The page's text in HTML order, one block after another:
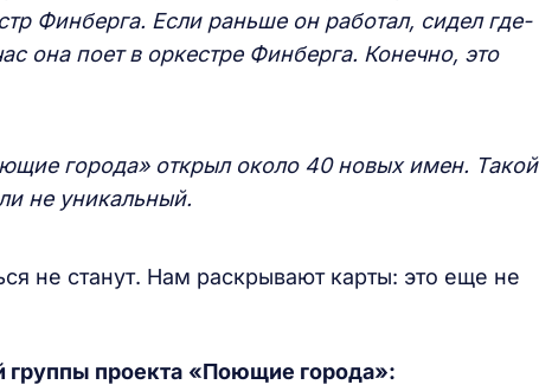
Финберга. Если раньше он работал, сидел где-
она поет в оркестре Финберга. Конечно, это
города» открыл около 40 новых имен. Такой
не уникальный.
не станут. Нам раскрывают карты: это еще не
группы проекта «Поющие города»: